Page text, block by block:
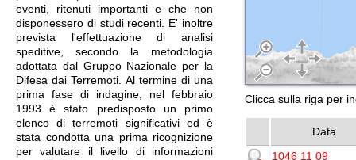
eventi, ritenuti importanti e che non
disponessero di studi recenti. E' inoltre
prevista l'effettuazione di analisi
speditive, secondo la metodologia
adottata dal Gruppo Nazionale per la
Difesa dai Terremoti. Al termine di una
prima fase di indagine, nel febbraio
1993 è stato predisposto un primo
elenco di terremoti significativi ed è
stata condotta una prima ricognizione
per valutare il livello di informazioni
Clicca sulla riga per
Data
1046 11 09